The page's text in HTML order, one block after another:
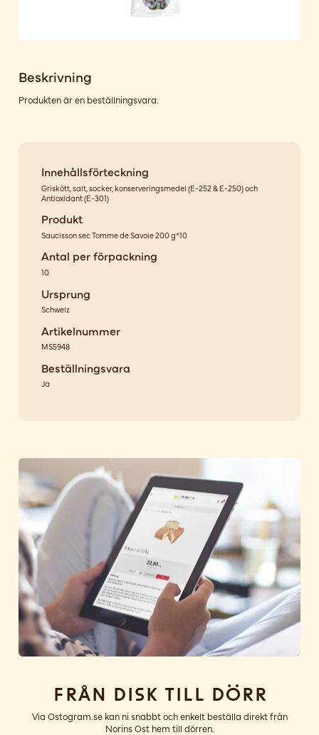
Beskrivning
Produkten är en beställningsvara.
Innehållsförteckning
Griskött, salt, socker, konserveringsmedel (E-252 & E-250) och
Antioxidant (E-301)
Produkt
Saucisson sec Tomme de Savoie 200 g*10
Antal per förpackning
10
Ursprung
Schweiz
Artikelnummer
MS5948
Beställningsvara
Ja
Från disk till dörr
Via Ostogram.se kan ni snabbt och enkelt beställa direkt från
Norins Ost hem till dörren.